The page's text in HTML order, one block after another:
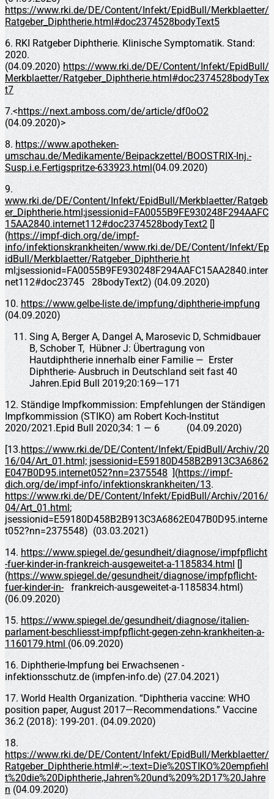
https://www.rki.de/DE/Content/Infekt/EpidBull/Merkblaetter/
Ratgeber_Diphtherie.html#doc2374528bodyText5
6. RKI Ratgeber Diphtherie. Klinische Symptomatik. Stand:
2020.
(04.09.2020)https://www.rki.de/DE/Content/Infekt/EpidBull/
Merkblaetter/Ratgeber_Diphtherie.html#doc2374528bodyTex
t7
7.<https://next.amboss.com/de/article/df0oO2
(04.09.2020)>
8.https://www.apotheken-
umschau.de/Medikamente/Beipackzettel/BOOSTRIX-Inj.-
Susp.i.e.Fertigspritze-633923.html(04.09.2020)
9.
www.rki.de/DE/Content/Infekt/EpidBull/Merkblaetter/Ratgeb
er_Diphtherie.html;jsessionid=FA0055B9FE930248F294AAFC
15AA2840.internet112#doc2374528bodyText2[]
(https://impf-dich.org/de/impf-
info/infektionskrankheiten/www.rki.de/DE/Content/Infekt/Ep
idBull/Merkblaetter/Ratgeber_Diphtherie.ht
ml;jsessionid=FA0055B9FE930248F294AAFC15AA2840.inter
net112#doc23745 28bodyText2) (04.09.2020)
10.https://www.gelbe-liste.de/impfung/diphtherie-impfung
(04.09.2020)
Sing A, Berger A, Dangel A, Marosevic D, Schmidbauer
B, Schober T, Hübner J: Übertragung von
Hautdiphtherie innerhalb einer Familie — Erster
Diphtherie- Ausbruch in Deutschland seit fast 40
Jahren.Epid Bull 2019;20:169—171
12. Ständige Impfkommission: Empfehlungen der Ständigen
Impfkommission (STIKO) am Robert Koch-Institut
2020/2021.Epid Bull 2020;34: 1 — 6 (04.09.2020)
[13.https://www.rki.de/DE/Content/Infekt/EpidBull/Archiv/20
16/04/Art_01.html; jsessionid=E59180D458B2B913C3A6862
E047B0D95.internet052?nn=2375548](https://impf-
dich.org/de/impf-info/infektionskrankheiten/13.
https://www.rki.de/DE/Content/Infekt/EpidBull/Archiv/2016/
04/Art_01.html;
jsessionid=E59180D458B2B913C3A6862E047B0D95.interne
t052?nn=2375548) (03.03.2021)
14.https://www.spiegel.de/gesundheit/diagnose/impfpflicht
-fuer-kinder-in-frankreich-ausgeweitet-a-1185834.html[]
(https://www.spiegel.de/gesundheit/diagnose/impfpflicht-
fuer-kinder-in-frankreich-ausgeweitet-a-1185834.html)
(06.09.2020)
15. https://www.spiegel.de/gesundheit/diagnose/italien-
parlament-beschliesst-impfpflicht-gegen-zehn-krankheiten-a-
1160179.html(06.09.2020)
16. Diphtherie-Impfung bei Erwachsenen -
infektionsschutz.de (impfen-info.de) (27.04.2021)
17. World Health Organization. “Diphtheria vaccine: WHO
position paper, August 2017—Recommendations.” Vaccine
36.2 (2018): 199-201. (04.09.2020)
18.
https://www.rki.de/DE/Content/Infekt/EpidBull/Merkblaetter/
Ratgeber_Diphtherie.html#:~:text=Die%20STIKO%20empfiehl
t%20die%20Diphtherie,Jahren%20und%209%2D17%20Jahre
n(04.09.2020)